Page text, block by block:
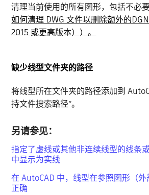
清理当前使用的所有图形，包括不必
如何清理 DWG 文件以删除额外的
2015 或更高版本））。
缺少线型文件夹的路径
将线型所在文件夹的路径添加到
持文件搜索路径”。
另请参见：
指定了虚线或其他非连续线型的线条
中显示为实线
在 AutoCAD 中，线型在参照图形（
正确